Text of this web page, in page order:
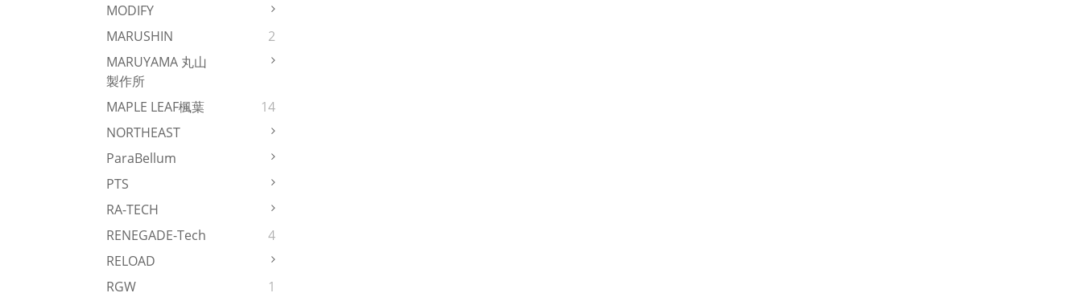
MODIFY
MARUSHIN
2
MARUYAMA 丸山
製作所
MAPLE LEAF楓葉
14
NORTHEAST
ParaBellum
PTS
RA-TECH
RENEGADE-Tech
4
RELOAD
RGW
1